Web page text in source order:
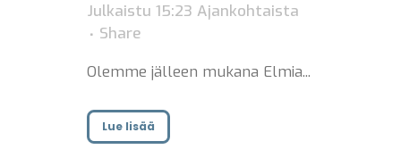
Julkaistu 15:23 Ajankohtaista
Share
Olemme jälleen mukana Elmia...
Lue lisää